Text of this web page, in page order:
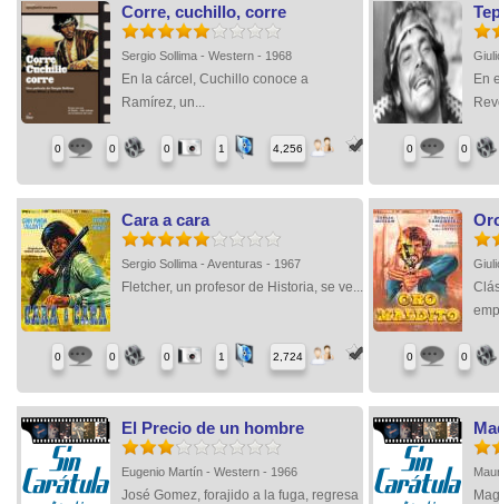
Corre, cuchillo, corre
Sergio Sollima - Western - 1968
En la cárcel, Cuchillo conoce a
Ramírez, un...
0 0 0 1 4,256
En
0 0
Cara a cara
Sergio Sollima - Aventuras - 1967
Fletcher, un profesor de Historia, se ve...
0 0 0 1 2,724 0 0
El Precio de un hombre
Eugenio Martín - Western - 1966
José Gomez, forajido a la fuga, regresa